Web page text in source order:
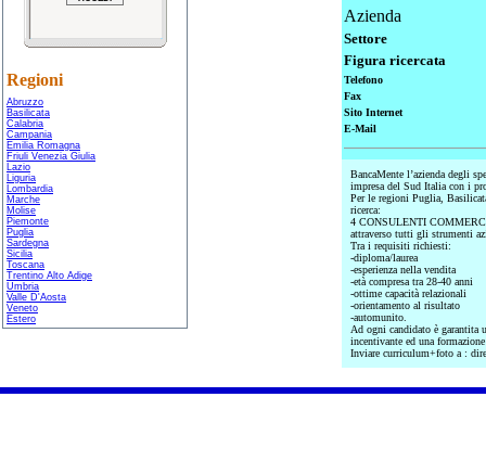
Regioni
Abruzzo
Basilicata
Calabria
Campania
Emilia Romagna
Friuli Venezia Giulia
Lazio
Liguria
Lombardia
Marche
Molise
Piemonte
Puglia
Sardegna
Sicilia
Toscana
Trentino Alto Adige
Umbria
Valle D'Aosta
Veneto
Estero
Azienda
Settore
Figura ricercata
Telefono
Fax
Sito Internet
E-Mail
BancaMente l’azienda degli
impresa del Sud Italia con i
Per le regioni Puglia,
ricerca:
4 CONSULENTI
attraverso tutti gli strumenti
Tra i requisiti richiesti:
-diploma/laurea
-esperienza nella vendita
-età compresa tra 28-40 anni
-ottime capacità relazionali
-orientamento al risultato
-automunito.
Ad ogni candidato è garantita
incentivante ed una
Inviare curriculum+foto a :